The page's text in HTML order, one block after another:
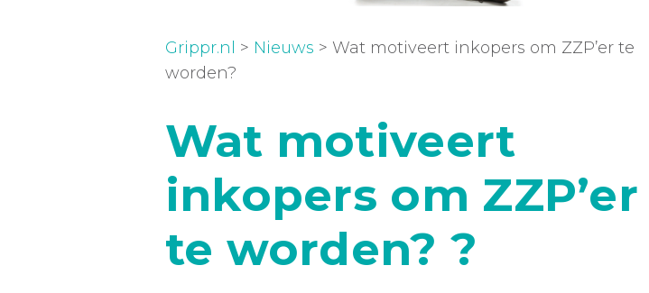
Grippr.nl > Nieuws > Wat motiveert inkopers om ZZP’er te
worden?
Wat motiveert
inkopers om ZZP’er
te worden? ?